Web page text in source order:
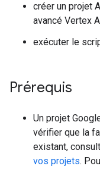
créer un projet
avancé Vertex
exécuter le
Prérequis
Un projet
vérifier que la
existant,
vos projets.